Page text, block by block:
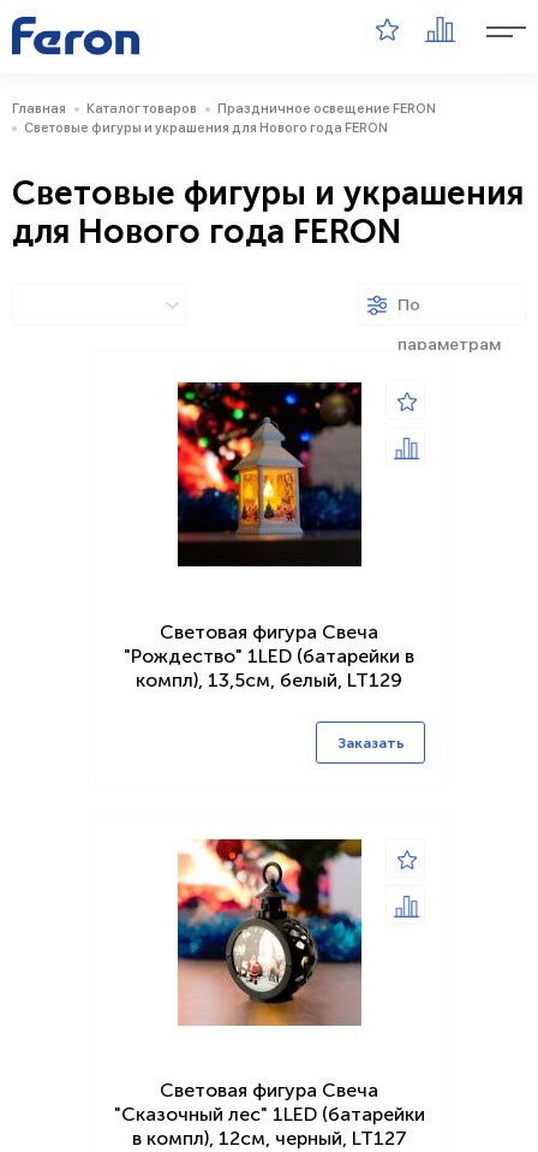
Главная Каталог товаров
Праздничное освещение FERON
Световые фигуры и украшения для Нового года FERON
Световые фигуры и украшения
для Нового года FERON
По
параметрам
Световая фигура Свеча
"Рождество" 1LED (батарейки в
компл), 13,5см, белый, LT129
Заказать
Световая фигура Свеча
"Сказочный лес" 1LED (батарейки
в компл), 12см, черный, LT127